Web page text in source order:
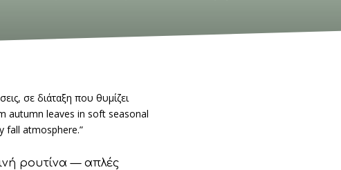
ρουτίνα — απλές